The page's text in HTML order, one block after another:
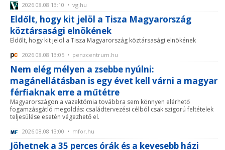
2026.08.08 13:10 • vg.hu
Eldőlt, hogy kit jelöl a Tisza Magyarország
köztársasági elnökének
Eldőlt, hogy kit jelöl a Tisza Magyarország köztársasági elnökének
2026.08.08 13:05 • penzcentrum.hu
Nem elég mélyen a zsebbe nyúlni:
magánellátásban is egy évet kell várni a magyar
férfiaknak erre a műtétre
Magyarországon a vazektómia továbbra sem könnyen elérhető
fogamzásgátló megoldás: családtervezési célból csak szigorú feltételek
teljesülése esetén végezhető el.
2026.08.08 13:00 • mfor.hu
Jöhetnek a 35 perces órák és a kevesebb házi